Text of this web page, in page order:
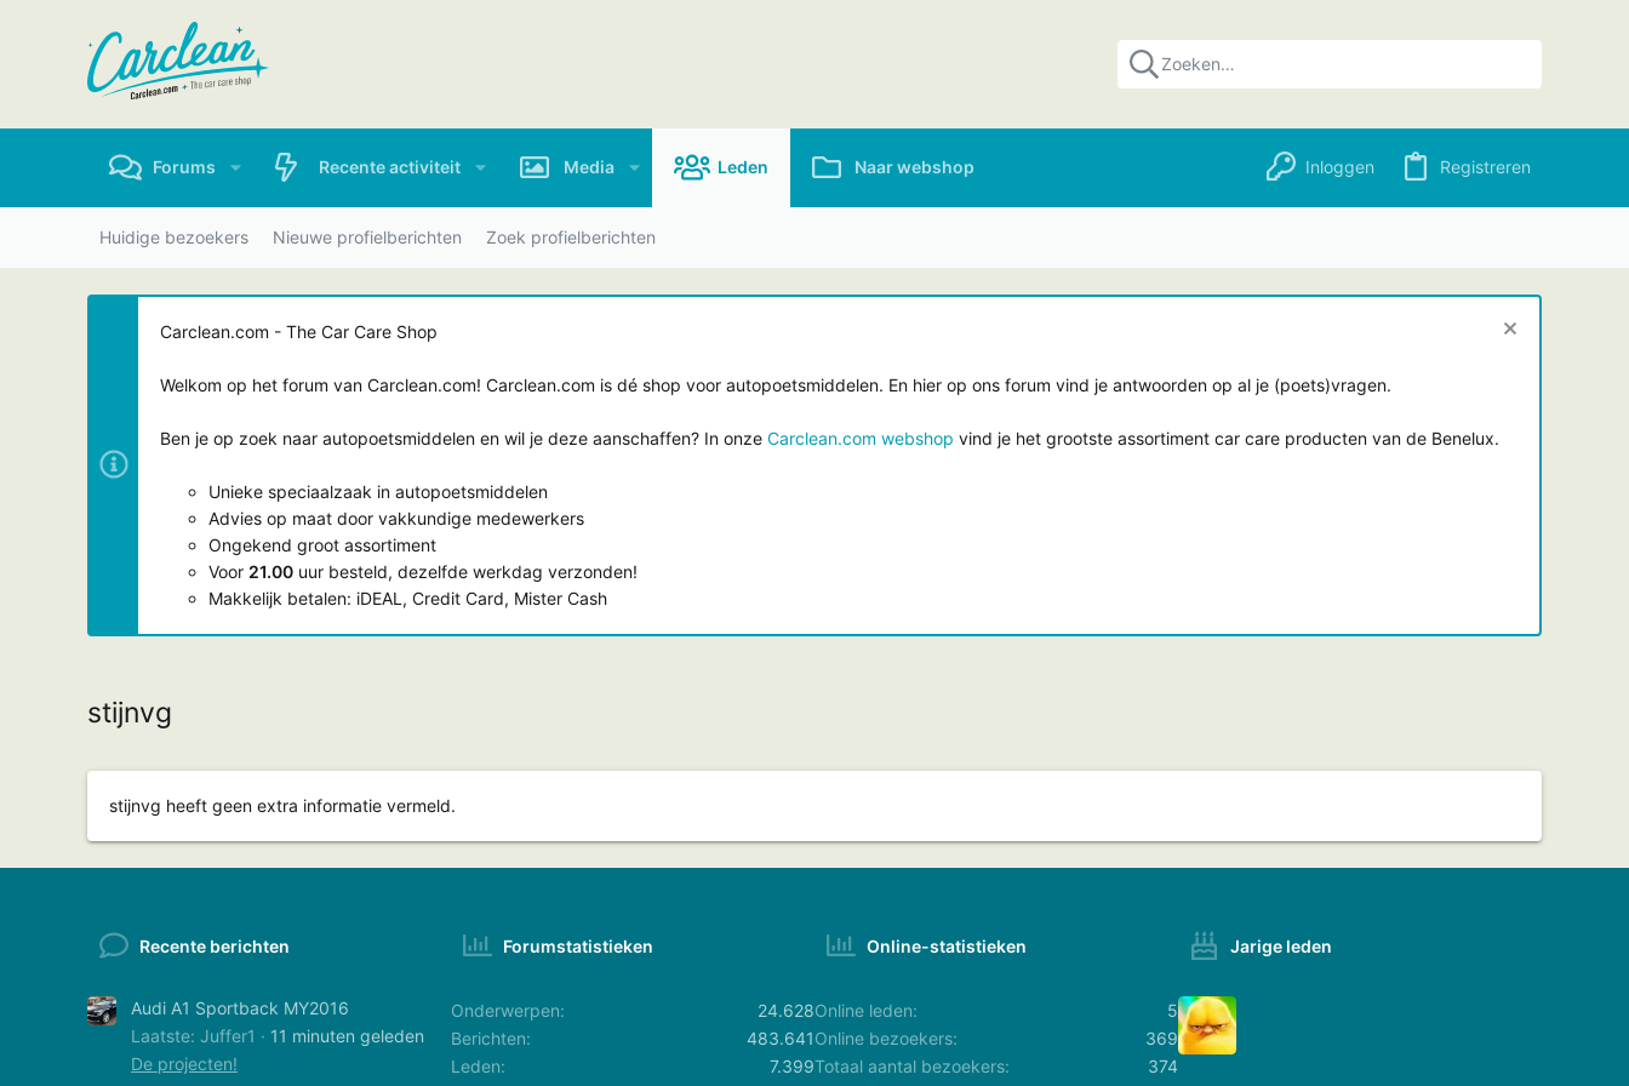
Forums Recente activiteit Media Leden Naar webshop Inloggen Registreren
Huidige bezoekers Nieuwe profielberichten Zoek profielberichten
Carclean.com - The Car Care Shop
Welkom op het forum van Carclean.com! Carclean.com is dé shop voor autopoetsmiddelen. En hier op ons forum vind je antwoorden op al je (poets)vragen.
Ben je op zoek naar autopoetsmiddelen en wil je deze aanschaffen? In onze Carclean.com webshop vind je het grootste assortiment car care producten van de Benelux.
Unieke speciaalzaak in autopoetsmiddelen
Advies op maat door vakkundige medewerkers
Ongekend groot assortiment
Voor 21.00 uur besteld, dezelfde werkdag verzonden!
Makkelijk betalen: iDEAL, Credit Card, Mister Cash
stijnvg
stijnvg heeft geen extra informatie vermeld.
Recente berichten
Audi A1 Sportback MY2016
Laatste: Juffer1
11 minuten geleden
De projecten!
Forumstatistieken
Onderwerpen
24.628
Berichten
483.641
Leden
7.399
Online-statistieken
Online leden
5
Online bezoekers
369
Totaal aantal bezoekers
374
Jarige leden